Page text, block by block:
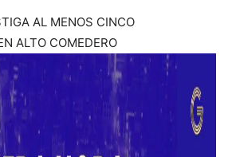
AL MENOS CINCO
ALTO COMEDERO